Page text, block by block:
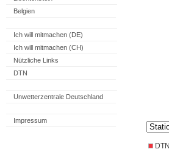
Belgien
Ich will mitmachen (DE)
Ich will mitmachen (CH)
Nützliche Links
DTN
Unwetterzentrale Deutschland
Impressum